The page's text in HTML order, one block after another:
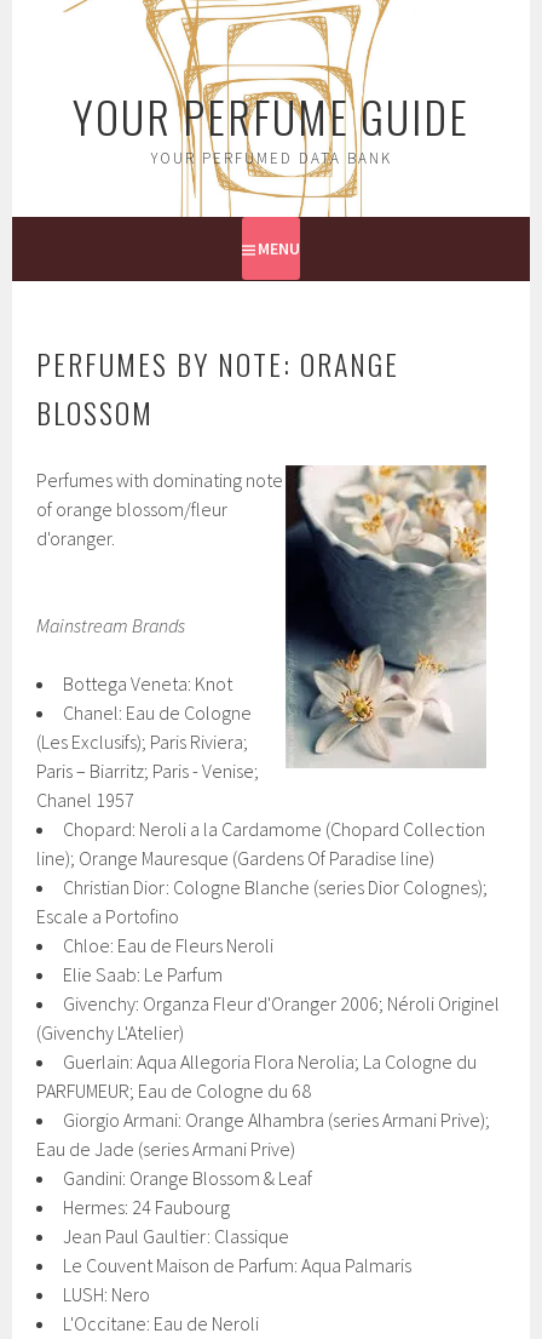
YOUR PERFUME GUIDE
YOUR PERFUMED DATA BANK
MENU
PERFUMES BY NOTE: ORANGE
BLOSSOM
Perfumes with dominating note
of orange blossom/fleur
d'oranger.
Mainstream Brands
Bottega Veneta: Knot
Chanel: Eau de Cologne
(Les Exclusifs); Paris Riviera;
Paris – Biarritz; Paris - Venise;
Chanel 1957
Chopard: Neroli a la Cardamome (Chopard Collection
line); Orange Mauresque (Gardens Of Paradise line)
Christian Dior: Cologne Blanche (series Dior Colognes);
Escale a Portofino
Chloe: Eau de Fleurs Neroli
Elie Saab: Le Parfum
Givenchy: Organza Fleur d'Oranger 2006; Néroli Originel
(Givenchy L'Atelier)
Guerlain: Aqua Allegoria Flora Nerolia; La Cologne du
PARFUMEUR; Eau de Cologne du 68
Giorgio Armani: Orange Alhambra (series Armani Prive);
Eau de Jade (series Armani Prive)
Gandini: Orange Blossom & Leaf
Hermes: 24 Faubourg
Jean Paul Gaultier: Classique
Le Couvent Maison de Parfum: Aqua Palmaris
LUSH: Nero
L'Occitane: Eau de Neroli